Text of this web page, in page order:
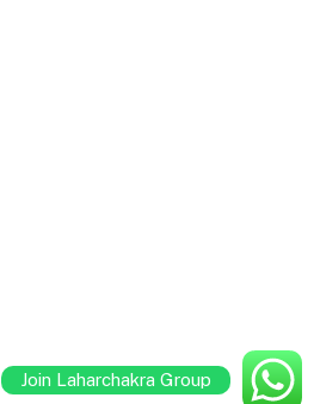
Join Laharchakra Group